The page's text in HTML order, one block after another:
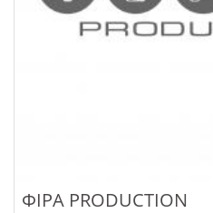
ФІРА PRODUCTION